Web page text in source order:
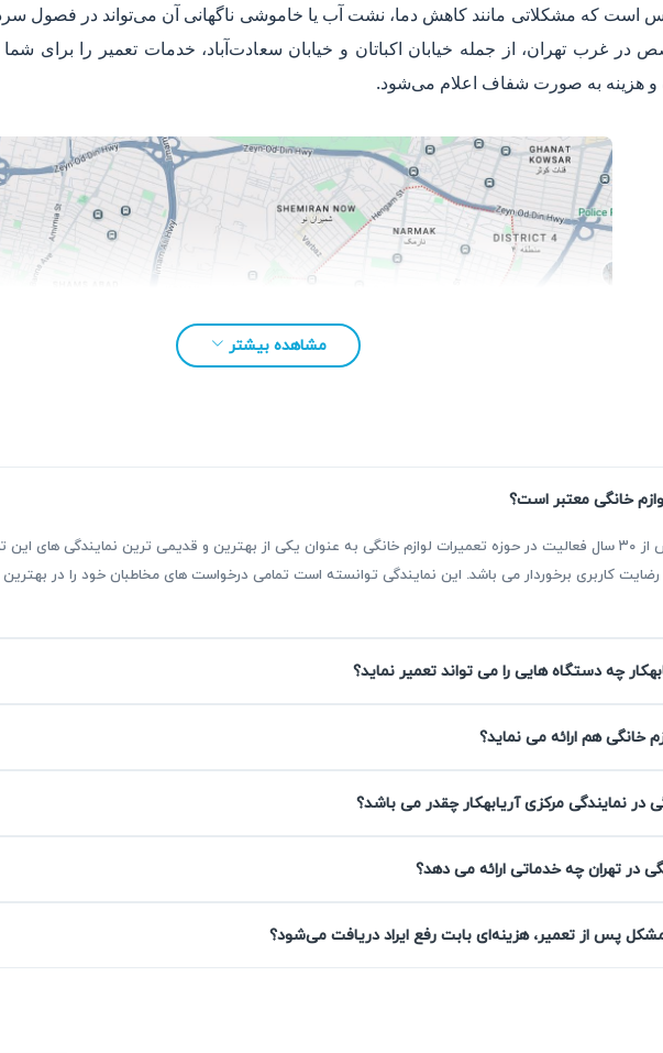
است که مشکلاتی مانند کاهش دما، نشت آب یا خاموشی ناگهانی آن می‌تواند در فصول سرد
غرب تهران، از جمله خیابان اکباتان و خیابان سعادت‌آباد، خدمات تعمیر را برای
و هزینه به صورت شفاف اعلام می‌شود.
دستگاه، تعمیرات خود را با گارانتی کتبی ۹۰ روزه تا ۴۵۰ روزه همراه می‌کند. این کیفیت
تمام خدمات تعمیر پکیج بوتان در آریابهکار دارای گارانتی کتبی حداقل ۹۰
مشاهده بیشتر
خانگی معتبر است؟
بله. آریابهکار با سابقه بیش از ۳۰ سال فعالیت در حوزه تعمیرات لوازم خانگی به عنوان یکی از بهترین و قدیمی ترین
رضایت کاربری برخوردار می باشد. این نمایندگی توانسته است تمامی درخواست های مخاطبان خود را در
چه دستگاه هایی را می تواند تعمیر نماید؟
خانگی هم ارائه می نماید؟
در نمایندگی مرکزی آریابهکار چقدر می باشد؟
در تهران چه خدماتی ارائه می دهد؟
پس از تعمیر، هزینه‌ای بابت رفع ایراد دریافت می‌شود؟